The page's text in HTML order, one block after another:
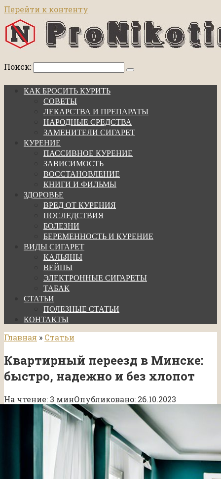
Перейти к контенту
Поиск:
КАК БРОСИТЬ КУРИТЬ
СОВЕТЫ
ЛЕКАРСТВА И ПРЕПАРАТЫ
НАРОДНЫЕ СРЕДСТВА
ЗАМЕНИТЕЛИ СИГАРЕТ
КУРЕНИЕ
ПАССИВНОЕ КУРЕНИЕ
ЗАВИСИМОСТЬ
ВОССТАНОВЛЕНИЕ
КНИГИ И ФИЛЬМЫ
ЗДОРОВЬЕ
ВРЕД ОТ КУРЕНИЯ
ПОСЛЕДСТВИЯ
БОЛЕЗНИ
БЕРЕМЕННОСТЬ И КУРЕНИЕ
ВИДЫ СИГАРЕТ
КАЛЬЯНЫ
ВЕЙПЫ
ЭЛЕКТРОННЫЕ СИГАРЕТЫ
ТАБАК
СТАТЬИ
ПОЛЕЗНЫЕ СТАТЬИ
КОНТАКТЫ
Главная » Статьи
Квартирный переезд в Минске:
быстро, надежно и без хлопот
На чтение: 3 минОпубликовано: 26.10.2023